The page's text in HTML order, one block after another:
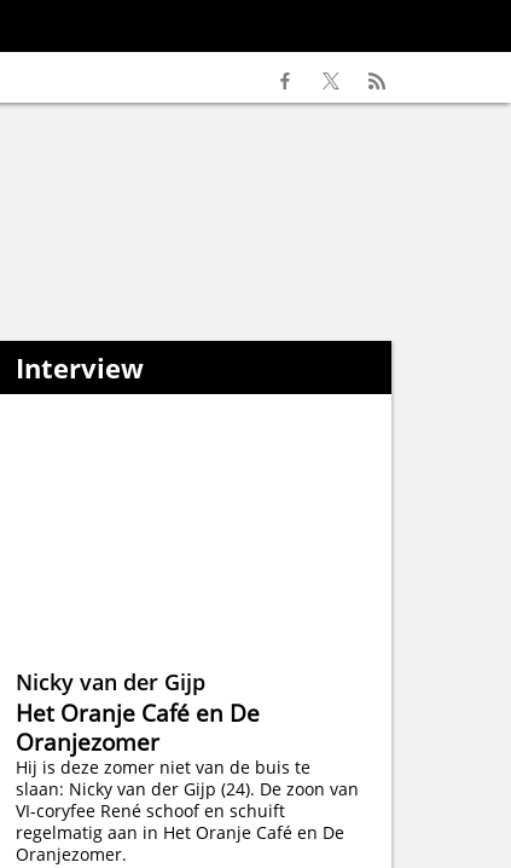
Interview
Nicky van der Gijp
Het Oranje Café en De
Oranjezomer
Hij is deze zomer niet van de buis te
slaan: Nicky van der Gijp (24). De zoon van
VI-coryfee René schoof en schuift
regelmatig aan in Het Oranje Café en De
Oranjezomer.